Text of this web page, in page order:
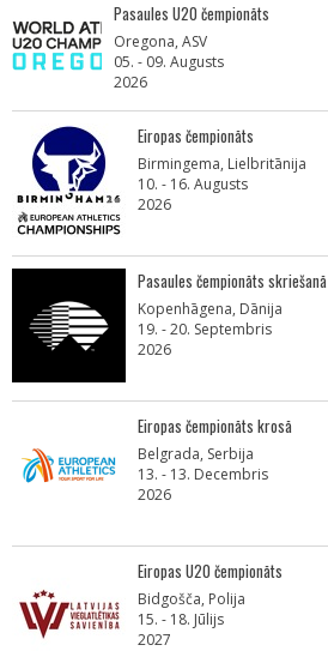
Pasaules U20 čempionāts
Oregona, ASV
05. - 09. Augusts
2026
Eiropas čempionāts
Birmingema, Lielbritānija
10. - 16. Augusts
2026
Pasaules čempionāts skriešanā
Kopenhāgena, Dānija
19. - 20. Septembris
2026
Eiropas čempionāts krosā
Belgrada, Serbija
13. - 13. Decembris
2026
Eiropas U20 čempionāts
Bidgošča, Polija
15. - 18. Jūlijs
2027